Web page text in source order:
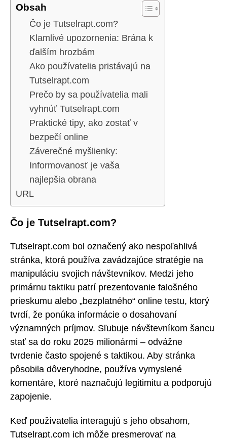
Obsah
Čo je Tutselrapt.com?
Klamlivé upozornenia: Brána k
ďalším hrozbám
Ako používatelia pristávajú na
Tutselrapt.com
Prečo by sa používatelia mali
vyhnúť Tutselrapt.com
Praktické tipy, ako zostať v
bezpečí online
Záverečné myšlienky:
Informovanosť je vaša
najlepšia obrana
URL
Čo je Tutselrapt.com?
Tutselrapt.com bol označený ako nespoľahlivá
stránka, ktorá používa zavádzajúce stratégie na
manipuláciu svojich návštevníkov. Medzi jeho
primárnu taktiku patrí prezentovanie falošného
prieskumu alebo „bezplatného“ online testu, ktorý
tvrdí, že ponúka informácie o dosahovaní
významných príjmov. Sľubuje návštevníkom šancu
stať sa do roku 2025 milionármi – odvážne
tvrdenie často spojené s taktikou. Aby stránka
pôsobila dôveryhodne, používa vymyslené
komentáre, ktoré naznačujú legitimitu a podporujú
zapojenie.
Keď používatelia interagujú s jeho obsahom,
Tutselrapt.com ich môže presmerovať na